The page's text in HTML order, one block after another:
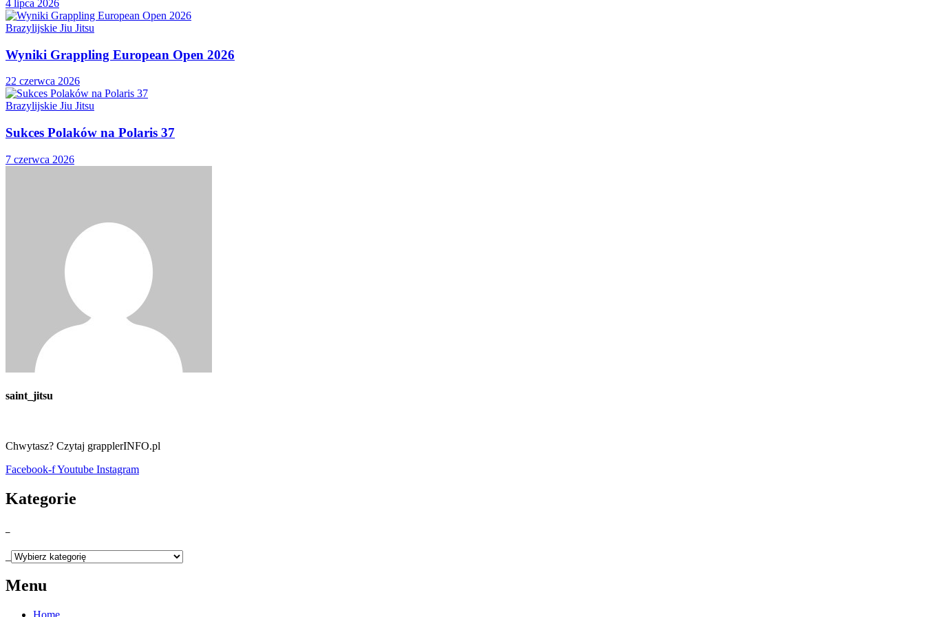
4 lipca 2026
Brazylijskie Jiu Jitsu
Wyniki Grappling European Open 2026
22 czerwca 2026
Brazylijskie Jiu Jitsu
Sukces Polaków na Polaris 37
7 czerwca 2026
saint_jitsu
Chwytasz? Czytaj grapplerINFO.pl
Facebook-fYoutube Instagram
Kategorie
Menu